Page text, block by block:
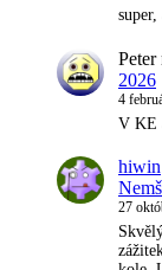
Peter
2026
4
V KE
hiwin
27